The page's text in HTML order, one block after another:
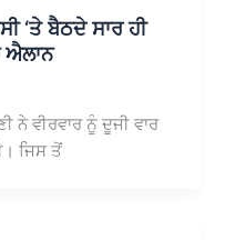
‘ਤੇ ਬੈਠਦੇ ਸਾਰ ਹੀ
ਐਲਾਨ
ਨੇ ਵੀਰਵਾਰ ਨੂੰ ਦੂਜੀ ਵਾਰ
ਜਿਸ ਤੋਂ